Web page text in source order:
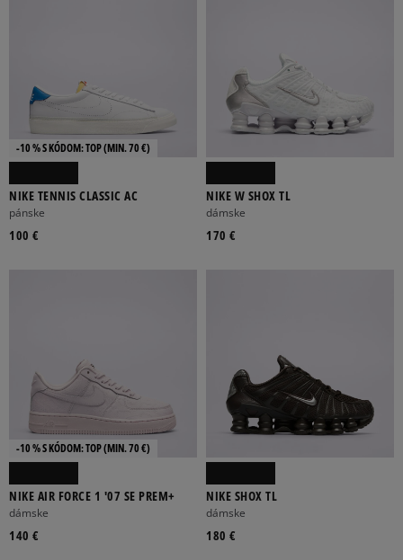
-10 % S KÓDOM: TOP (MIN. 70 €)
NIKE TENNIS CLASSIC AC
pánske
100 €
NIKE W SHOX TL
dámske
170 €
-10 % S KÓDOM: TOP (MIN. 70 €)
NIKE AIR FORCE 1 '07 SE PREM+
dámske
140 €
NIKE SHOX TL
dámske
180 €